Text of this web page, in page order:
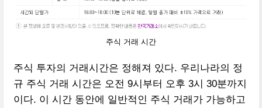
주식 거래 시간
주식 투자의 거래시간은 정해져 있다. 우리나라의 정
규 주식 거래 시간은 오전 9시부터 오후 3시 30분까지
이다. 이 시간 동안에 일반적인 주식 거래가 가능하고